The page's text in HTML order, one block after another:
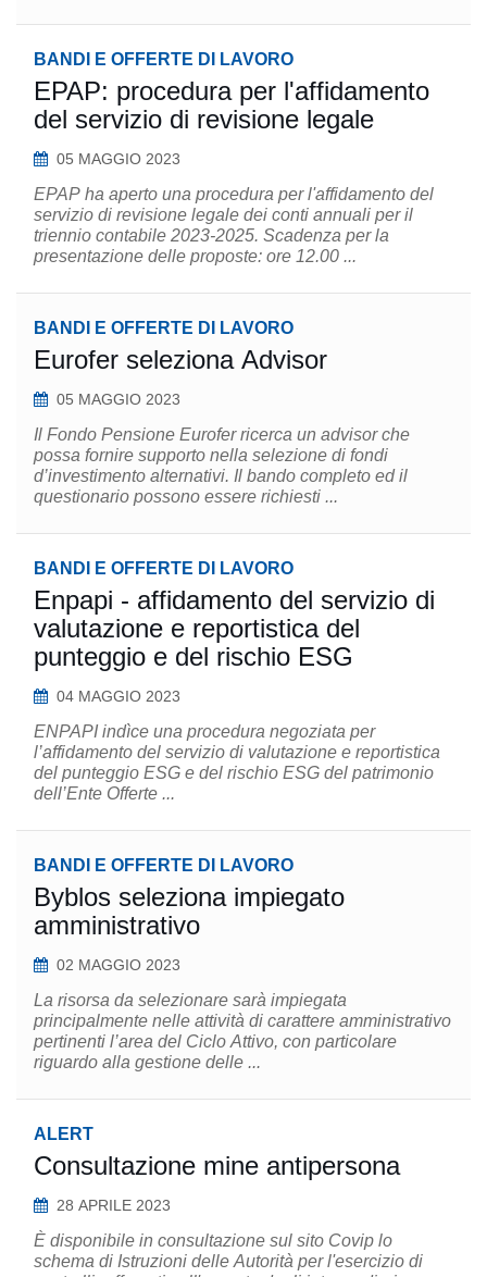
BANDI E OFFERTE DI LAVORO
EPAP: procedura per l'affidamento
del servizio di revisione legale
05 MAGGIO 2023
EPAP ha aperto una procedura per l'affidamento del
servizio di revisione legale dei conti annuali per il
triennio contabile 2023-2025. Scadenza per la
presentazione delle proposte: ore 12.00 ...
BANDI E OFFERTE DI LAVORO
Eurofer seleziona Advisor
05 MAGGIO 2023
Il Fondo Pensione Eurofer ricerca un advisor che
possa fornire supporto nella selezione di fondi
d’investimento alternativi. Il bando completo ed il
questionario possono essere richiesti ...
BANDI E OFFERTE DI LAVORO
Enpapi - affidamento del servizio di
valutazione e reportistica del
punteggio e del rischio ESG
04 MAGGIO 2023
ENPAPI indìce una procedura negoziata per
l’affidamento del servizio di valutazione e reportistica
del punteggio ESG e del rischio ESG del patrimonio
dell’Ente Offerte ...
BANDI E OFFERTE DI LAVORO
Byblos seleziona impiegato
amministrativo
02 MAGGIO 2023
La risorsa da selezionare sarà impiegata
principalmente nelle attività di carattere amministrativo
pertinenti l’area del Ciclo Attivo, con particolare
riguardo alla gestione delle ...
ALERT
Consultazione mine antipersona
28 APRILE 2023
È disponibile in consultazione sul sito Covip lo
schema di Istruzioni delle Autorità per l'esercizio di